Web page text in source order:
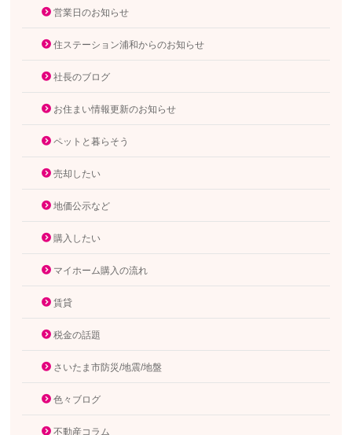
営業日のお知らせ
住ステーション浦和からのお知らせ
社長のブログ
お住まい情報更新のお知らせ
ペットと暮らそう
売却したい
地価公示など
購入したい
マイホーム購入の流れ
賃貸
税金の話題
さいたま市防災/地震/地盤
色々ブログ
不動産コラム